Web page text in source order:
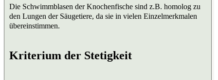
Die Schwimmblasen der Knochenfische sind z.B. homolog zu
den Lungen der Säugetiere, da sie in vielen Einzelmerkmalen
übereinstimmen.
Kriterium der Stetigkeit